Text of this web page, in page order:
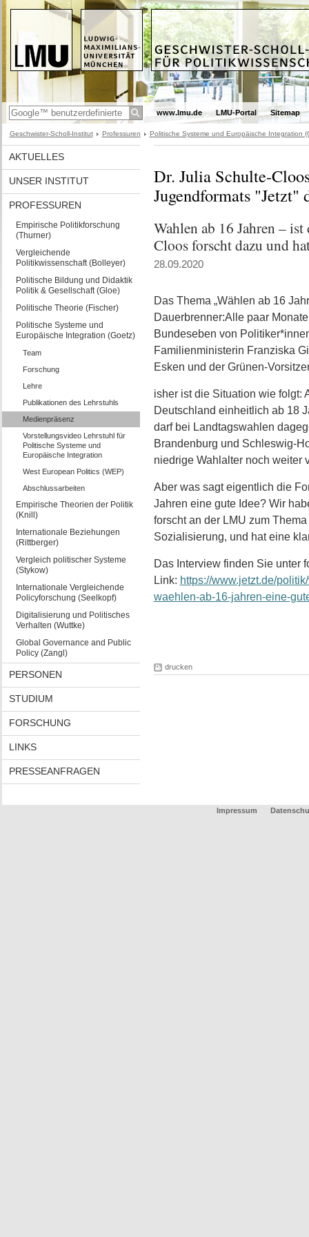
www.lmu.de LMU-Portal Sitemap
Geschwister-Scholl-Institut Professuren Politische Systeme und Europäische Integration
AKTUELLES
UNSER INSTITUT
PROFESSUREN
Empirische Politikforschung
(Thurner)
Vergleichende
Politikwissenschaft (Bolleyer)
Politische Bildung und Didaktik
Politik & Gesellschaft (Gloe)
Politische Theorie (Fischer)
Politische Systeme und
Europäische Integration (Goetz)
Team
Forschung
Lehre
Publikationen des Lehrstuhls
Medienpräsenz
Vorstellungsvideo Lehrstuhl für
Politische Systeme und
Europäische Integration
West European Politics (WEP)
Abschlussarbeiten
Empirische Theorien der Politik
(Knill)
Internationale Beziehungen
(Rittberger)
Vergleich politischer Systeme
(Stykow)
Internationale Vergleichende
Policyforschung (Seelkopf)
Digitalisierung und Politisches
Verhalten (Wuttke)
Global Governance and Public
Policy (Zangl)
PERSONEN
STUDIUM
FORSCHUNG
LINKS
PRESSEANFRAGEN
Dr. Julia Schulte-
Jugendformats "Jetzt"
Wahlen ab 16 Jahren –
Cloos forscht dazu und
28.09.2020
Das Thema „Wählen ab 16
Dauerbrenner:Alle paar
Bundeseben von
Familienministerin Franziska
Esken und der Grünen-
isher ist die Situation wie folgt:
Deutschland einheitlich ab 18
darf bei Landtagswahlen
Brandenburg und Schleswig-
niedrige Wahlalter noch weiter
Aber was sagt eigentlich die
Jahren eine gute Idee? Wir
forscht an der LMU zum
Sozialisierung, und hat eine
Das Interview finden Sie unter
Link: https://www.jetzt.de/
waehlen-ab-16-jahren-eine-
drucken
Impressum